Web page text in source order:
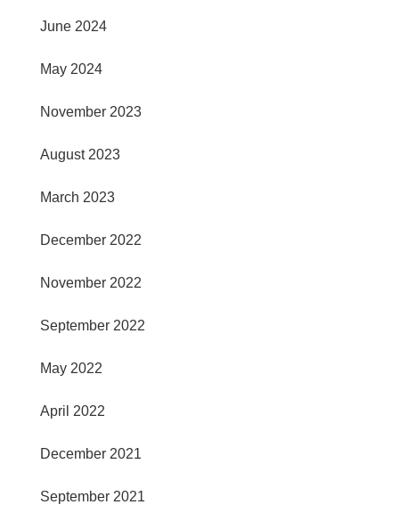
June 2024
May 2024
November 2023
August 2023
March 2023
December 2022
November 2022
September 2022
May 2022
April 2022
December 2021
September 2021